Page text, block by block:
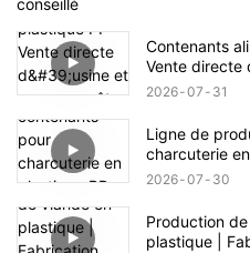
conseillé
Contenants
Vente directe
expédiés
2026 07 31
Ligne de
charcuterie
2026 07 30
Production
plastique |